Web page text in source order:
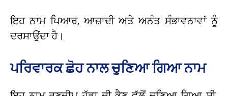
ਇਹ ਨਾਮ ਪਿਆਰ, ਆਜ਼ਾਦੀ ਅਤੇ ਅਨੰਤ ਸੰਭਾਵਨਾਵਾਂ ਨੂੰ
ਦਰਸਾਉਂਦਾ ਹੈ।
ਪਰਿਵਾਰਕ ਛੋਹ ਨਾਲ ਚੁਣਿਆ ਗਿਆ ਨਾਮ